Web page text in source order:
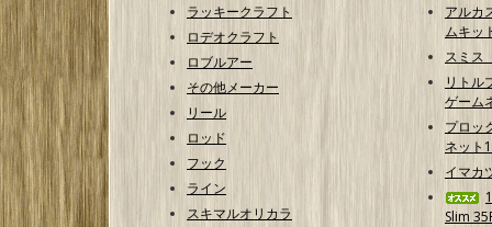
ラッキークラフト
ロデオクラフト
ロブルアー
その他メーカー
リール
ロッド
フック
ライン
スキマルオリカラ
アルカ
ムキッ
スミス
リトル
ゲーム
プロッ
ネット
イマカ
Slim